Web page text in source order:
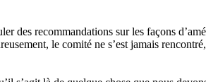
des recommandations sur les façons
le comité ne s’est jamais